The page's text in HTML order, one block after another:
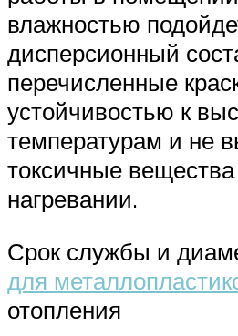
влажностью
дисперсионный
перечисленные
устойчивостью к
температурам и не
токсичные
нагревании.
Срок службы и
для
отопления